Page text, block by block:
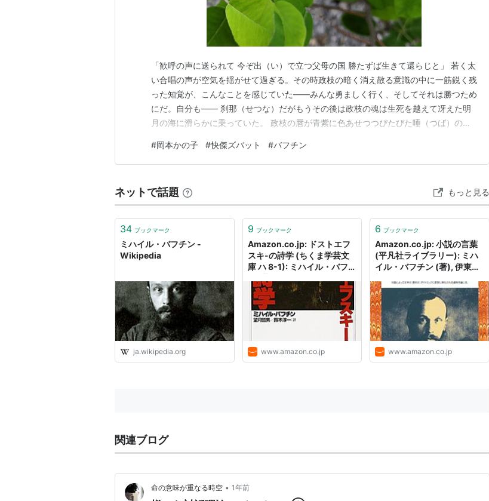
「歓呼の声に送られて 今ぞ出（い）で立つ父母の国 勝たずば生きて還らじと」 若く太
い合唱の声が空気を揺がせて過ぎる。その時政枝の暗く消え散る意識の中に一筋鋭く残
った知覚が、こんなことを感じていた――みんな勇ましく行く、そしてそれは勝つため
にだ。自分も―― 刹那（せつな）だがもうその後は政枝の魂は生死を越えて冴えた明
月の海に滑らかに乗っていた。 政枝の唇が青紫に色あせつつぴたぴた唾（つば）の玉
がひそかに怖れていた「おばさん一緒に死んで」という政枝の言葉ではなかった。多可
子はありたけの気力を集中して耳を近くへ寄せた。政枝…
#岡本かの子 #快傑ズバット #バフチン
ネットで話題 もっと見る
34 ブックマーク
ミハイル・バフチン -
Wikipedia
ja.wikipedia.org
9 ブックマーク
Amazon.co.jp: ドストエフ
スキ-の詩学 (ちくま学芸文
庫 ハ 8-1): ミハイル・バフチ
Mikhailovich Bakhtin (原
名), 望月哲男 (翻訳), 鈴木淳
一 (翻訳): 本
www.amazon.co.jp
6 ブックマーク
Amazon.co.jp: 小説の言葉
(平凡社ライブラリー): ミハ
イル・バフチン (著), 伊東一
Mikhailovich Bakhtin (原
名): 本
www.amazon.co.jp
関連ブログ
命の意味が重なる時空 • 1年前